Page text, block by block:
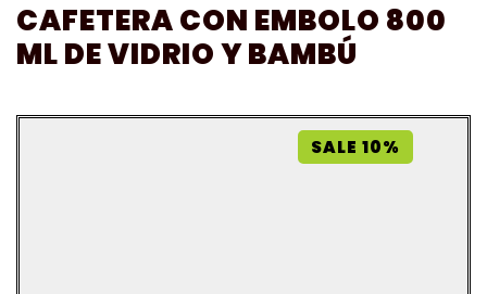
CAFETERA CON EMBOLO 800
ML DE VIDRIO Y BAMBÚ
SALE 10%